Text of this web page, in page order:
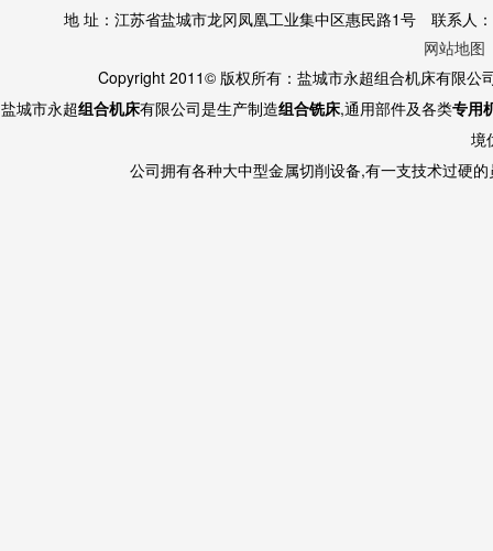
地 址：江苏省盐城市龙冈凤凰工业集中区惠民路1号 联系
网站地图
Copyright 2011© 版权所有：盐城市永超组合机床有限
盐城市永超组合机床有限公司是生产制造组合铣床,通用部件及各类专用
境
公司拥有各种大中型金属切削设备,有一支技术过硬